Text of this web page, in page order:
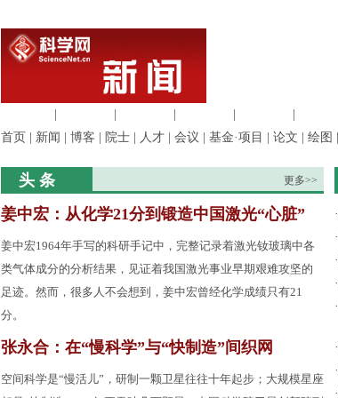
首页
新闻 博客 院士 人才 会议 基金·项目 论文 绘图
头 条 更多>>
姜中宏：从化学21分到锻造中国激光“心脏”
姜中宏1964年手写的科研手记中，完整记录着激光钕玻璃中各
类气体成分的分析结果，见证着我国激光事业早期艰难攻坚的
足迹。然而，很多人不会想到，姜中宏曾经化学成绩只有21
分。
张永合：在“慢科学”与“快制造”间织网
空间科学是“慢活儿”，研制一颗卫星往往十年起步；大规模星座
·
·
·
·
·
·
·
·